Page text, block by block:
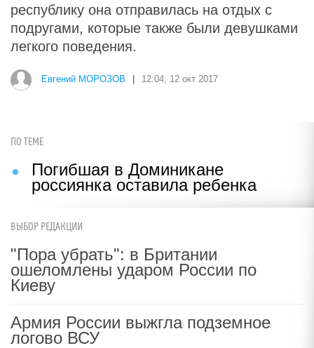
республику она отправилась на отдых с
подругами, которые также были девушками
легкого поведения.
Евгений МОРОЗОВ 12:04, 12 окт 2017
ПО ТЕМЕ
Погибшая в Доминикане
россиянка оставила ребенка
ВЫБОР РЕДАКЦИИ
"Пора убрать": в Британии
ошеломлены ударом России по
Киеву
Армия России выжгла подземное
логово ВСУ